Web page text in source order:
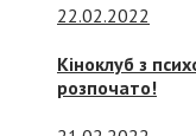
22.02.2022
Кіноклуб з
розпочато!